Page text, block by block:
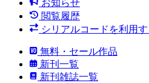
お知らせ
閲覧履歴
シリアルコードを利用す
無料・セール作品
新刊一覧
新刊雑誌一覧